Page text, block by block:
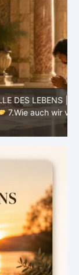
Das Gebet, das
unsern